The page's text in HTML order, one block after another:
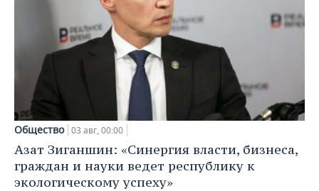
Общество 03 авг, 00:00
Азат Зиганшин: «Синергия власти, бизнеса,
граждан и науки ведет республику к
экологическому успеху»